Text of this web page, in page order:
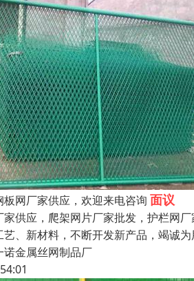
板网厂家供应，欢迎来电咨询 面议
供应，爬架网片厂家批发，护栏网
艺、新材料，不断开发新产品，竭诚
诺金属丝网制品厂